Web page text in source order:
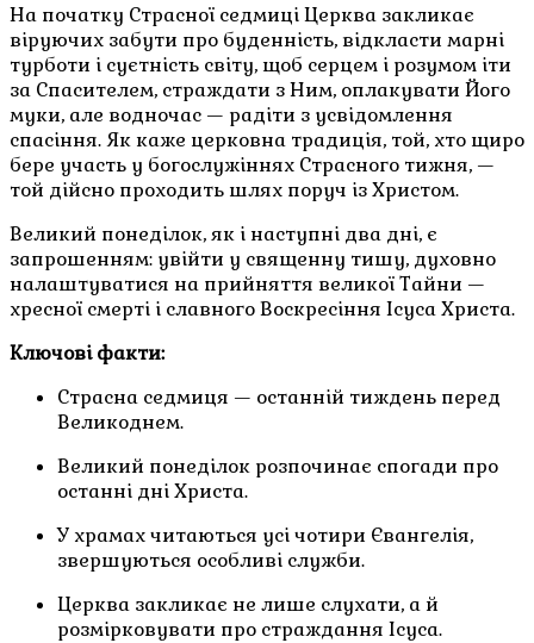
На початку Страсної седмиці Церква закликає
віруючих забути про буденність, відкласти марні
турботи і суєтність світу, щоб серцем і розумом іти
за Спасителем, страждати з Ним, оплакувати Його
муки, але водночас — радіти з усвідомлення
спасіння. Як каже церковна традиція, той, хто щиро
бере участь у богослужіннях Страсного тижня, —
той дійсно проходить шлях поруч із Христом.
Великий понеділок, як і наступні два дні, є
запрошенням: увійти у священну тишу, духовно
налаштуватися на прийняття великої Тайни —
хресної смерті і славного Воскресіння Ісуса Христа.
Ключові факти:
Страсна седмиця — останній тиждень перед
Великоднем.
Великий понеділок розпочинає спогади про
останні дні Христа.
У храмах читаються усі чотири Євангелія,
звершуються особливі служби.
Церква закликає не лише слухати, а й
розмірковувати про страждання Ісуса.